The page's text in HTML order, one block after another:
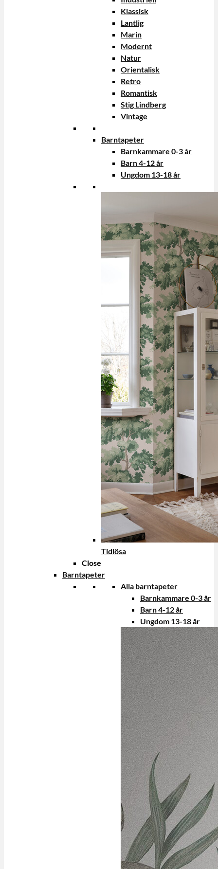
Klassisk
Lantlig
Marin
Modernt
Natur
Orientalisk
Retro
Romantisk
Stig Lindberg
Vintage
Barntapeter
Barnkammare 0-3 år
Barn 4-12 år
Ungdom 13-18 år
Tidlösa
Close
Barntapeter
Alla barntapeter
Barnkammare 0-3 år
Barn 4-12 år
Ungdom 13-18 år